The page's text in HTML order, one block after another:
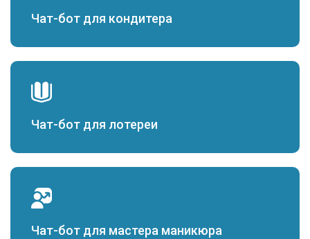
Чат-бот для кондитера
Чат-бот для лотереи
Чат-бот для мастера маникюра